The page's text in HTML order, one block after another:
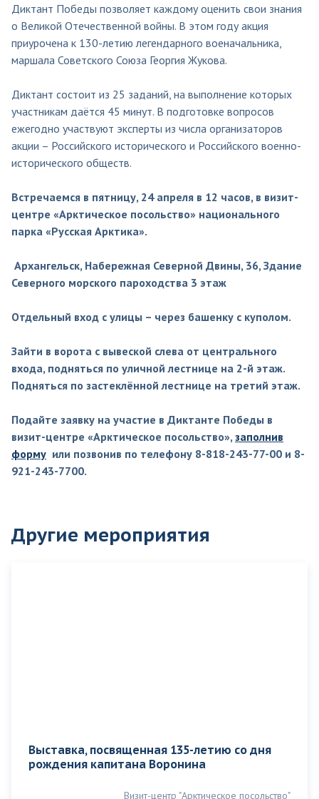
Диктант Победы позволяет каждому оценить свои знания
о Великой Отечественной войны. В этом году акция
приурочена к 130-летию легендарного военачальника,
маршала Советского Союза Георгия Жукова.
Диктант состоит из 25 заданий, на выполнение которых
участникам даётся 45 минут. В подготовке вопросов
ежегодно участвуют эксперты из числа организаторов
акции – Российского исторического и Российского военно-
исторического обществ.
Встречаемся в пятницу, 24 апреля в 12 часов, в визит-
центре «Арктическое посольство» национального
парка «Русская Арктика».
Архангельск, Набережная Северной Двины, 36, Здание
Северного морского пароходства 3 этаж
Отдельный вход с улицы – через башенку с куполом.
Зайти в ворота с вывеской слева от центрального
входа, подняться по уличной лестнице на 2-й этаж.
Подняться по застеклённой лестнице на третий этаж.
Подайте заявку на участие в Диктанте Победы в
визит-центре «Арктическое посольство», заполнив
форму или позвонив по телефону 8-818-243-77-00 и 8-
921-243-7700.
Другие мероприятия
Выставка, посвященная 135-летию со дня
рождения капитана Воронина
Визит-центр "Арктическое посольство"